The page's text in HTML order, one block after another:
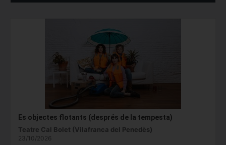
Es objectes flotants (després de la tempesta)
Teatre Cal Bolet (Vilafranca del Penedès)
23/10/2026